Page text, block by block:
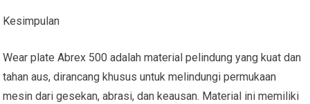
Kesimpulan
Wear plate Abrex 500 adalah material pelindung yang kuat dan
tahan aus, dirancang khusus untuk melindungi permukaan
mesin dari gesekan, abrasi, dan keausan. Material ini memiliki